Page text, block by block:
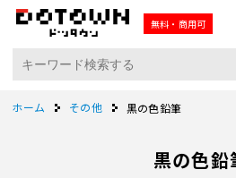
無料・商用可
ホーム その他 黒の色鉛筆
黒の色鉛